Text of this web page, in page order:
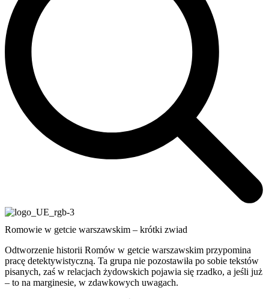
Romowie w getcie warszawskim – krótki zwiad
Odtworzenie historii Romów w getcie warszawskim przypomina
pracę detektywistyczną. Ta grupa nie pozostawiła po sobie tekstów
pisanych, zaś w relacjach żydowskich pojawia się rzadko, a jeśli już
– to na marginesie, w zdawkowych uwagach.